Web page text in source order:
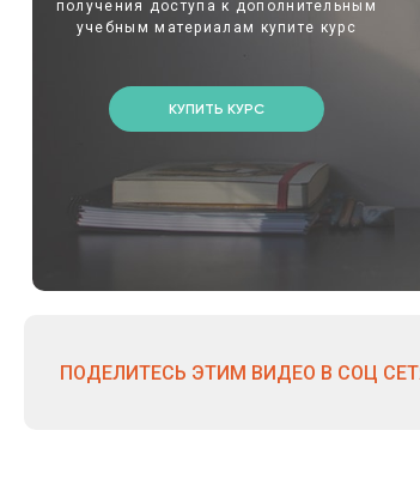
получения доступа к дополнительным
учебным материалам купите курс
КУПИТЬ КУРС
ПОДЕЛИТЕСЬ ЭТИМ ВИДЕО В СОЦ